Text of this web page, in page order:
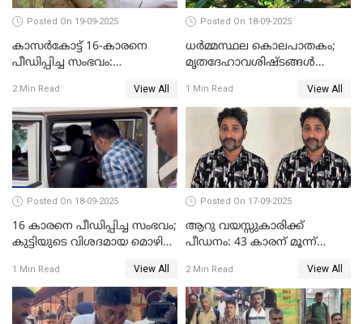
Posted On 19-09-2025
കാസർകോട്ട് 16-കാരനെ
പീഡിപ്പിച്ച സംഭവം:
ഇടപാടുകൾ നടന്നതായി
പൊലീസ്
2 Min Read View All
Posted On 18-09-2025
ധർമ്മസ്ഥല കൊലപാതകം;
മൃതദേഹാവശിഷ്ടങ്ങൾ
1 Min Read View All
Posted On 18-09-2025
16 കാരനെ പീഡിപ്പിച്ച സംഭവം;
കുട്ടിയുടെ വിശദമായ മൊഴി
1 Min Read View All
Posted On 17-09-2025
ആറു വയസ്സുകാരിക്ക്
പീഡനം: 43 കാരന് മൂന്ന്
പിഴയും ശിക്ഷ
2 Min Read View All